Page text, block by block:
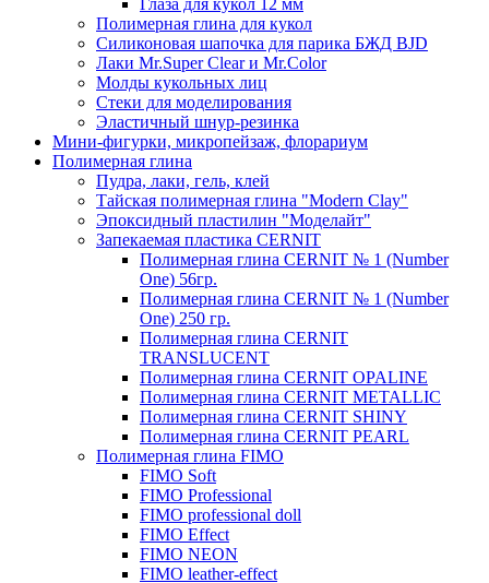
Полимерная глина для кукол
Силиконовая шапочка для парика БЖД BJD
Лаки Mr.Super Clear и Mr.Color
Молды кукольных лиц
Стеки для моделирования
Эластичный шнур-резинка
Мини-фигурки, микропейзаж, флорариум
Полимерная глина
Пудра, лаки, гель, клей
Тайская полимерная глина "Modern Clay"
Эпоксидный пластилин "Моделайт"
Запекаемая пластика CERNIT
Полимерная глина CERNIT № 1 (Number
One) 56гр.
Полимерная глина CERNIT № 1 (Number
One) 250 гр.
Полимерная глина CERNIT
TRANSLUCENT
Полимерная глина CERNIT OPALINE
Полимерная глина CERNIT METALLIC
Полимерная глина CERNIT SHINY
Полимерная глина CERNIT PEARL
Полимерная глина FIMO
FIMO Soft
FIMO Professional
FIMO professional doll
FIMO Effect
FIMO NEON
FIMO leather-effect